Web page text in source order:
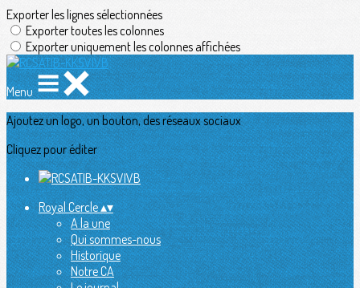
Exporter les lignes sélectionnées
Exporter toutes les colonnes
Exporter uniquement les colonnes affichées
Menu
Ajoutez un logo, un bouton, des réseaux sociaux
Cliquez pour éditer
Royal Cercle▴▾
A la une
Qui sommes-nous
Historique
Notre CA